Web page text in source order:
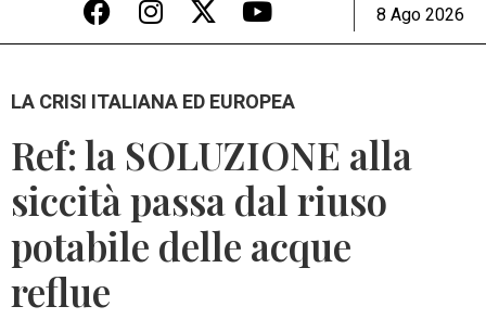
8 Ago 2026
LA CRISI ITALIANA ED EUROPEA
Ref: la SOLUZIONE alla
siccità passa dal riuso
potabile delle acque
reflue